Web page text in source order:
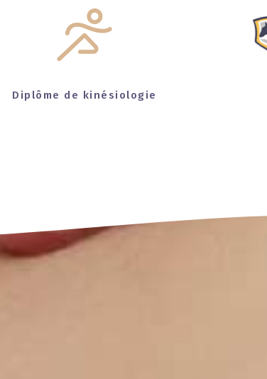
Diplôme de kinésiologie